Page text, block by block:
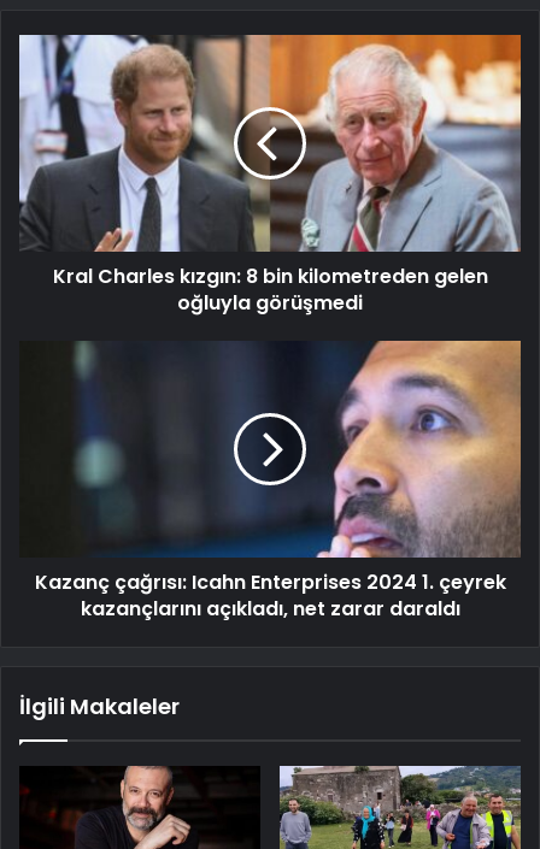
Kral Charles kızgın: 8 bin kilometreden gelen
oğluyla görüşmedi
Kazanç çağrısı: Icahn Enterprises 2024 1. çeyrek
kazançlarını açıkladı, net zarar daraldı
İlgili Makaleler